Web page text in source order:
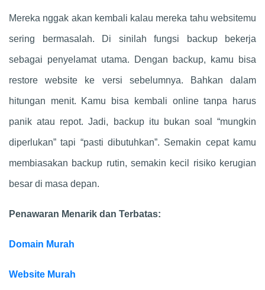
Mereka nggak akan kembali kalau mereka tahu websitemu
sering bermasalah. Di sinilah fungsi backup bekerja
sebagai penyelamat utama. Dengan backup, kamu bisa
restore website ke versi sebelumnya. Bahkan dalam
hitungan menit. Kamu bisa kembali online tanpa harus
panik atau repot. Jadi, backup itu bukan soal “mungkin
diperlukan” tapi “pasti dibutuhkan”. Semakin cepat kamu
membiasakan backup rutin, semakin kecil risiko kerugian
besar di masa depan.
Penawaran Menarik dan Terbatas:
Domain Murah
Website Murah